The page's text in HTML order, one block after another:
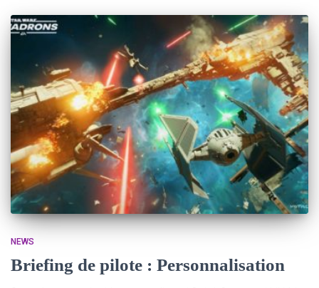
NEWS
Briefing de pilote : Personnalisation